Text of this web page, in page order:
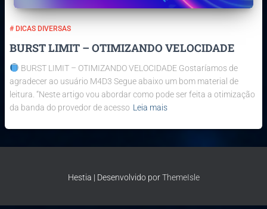
# DICAS DIVERSAS
BURST LIMIT – OTIMIZANDO VELOCIDADE
BURST LIMIT – OTIMIZANDO VELOCIDADE Gostaríamos de
agradecer ao usuário M4D3 Segue abaixo um bom material de
leitura. “Neste artigo vou abordar como pode ser feita a otimização
da banda do provedor de acesso Leia mais
Hestia | Desenvolvido porThemeIsle